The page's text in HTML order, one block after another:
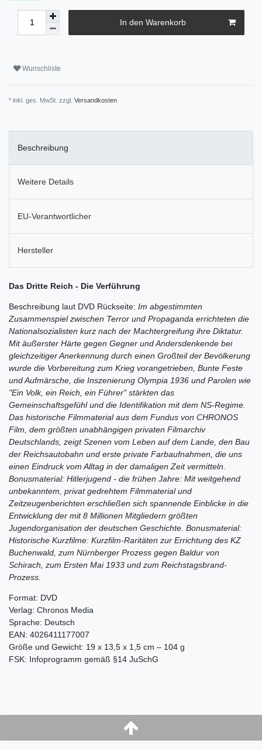
In den Warenkorb
Wunschliste
* inkl. ges. MwSt. zzgl. Versandkosten
Beschreibung
Weitere Details
EU-Verantwortlicher
Hersteller
Das Dritte Reich - Die Verführung
Beschreibung laut DVD Rückseite: Im abgestimmten
Zusammenspiel zwischen Terror und Propaganda errichteten die
Nationalsozialisten kurz nach der Machtergreifung ihre Diktatur.
Mit äußerster Härte gegen Gegner und Andersdenkende bei
gleichzeitiger Anerkennung durch einen Großteil der Bevölkerung
wurde die Vorbereitung zum Krieg vorangetrieben, Bunte Feste
und Aufmärsche, die Inszenierung Olympia 1936 und Parolen wie
"Ein Volk, ein Reich, ein Führer" stärkten das
Gemeinschaftsgefühl und die Identifikation mit dem NS-Regime.
Das historische Filmmaterial aus dem Fundus von CHRONOS
Film, dem größten unabhängigen privaten Filmarchiv
Deutschlands, zeigt Szenen vom Leben auf dem Lande, den Bau
der Reichsautobahn und erste private Farbaufnahmen, die uns
einen Eindruck vom Alltag in der damaligen Zeit vermitteln.
Bonusmaterial: Hitlerjugend - die frühen Jahre: Mit weitgehend
unbekanntem, privat gedrehtem Filmmaterial und
Zeitzeugenberichten erschließen sich spannende Einblicke in die
Entwicklung der mit 8 Millionen Mitgliedern größten
Jugendorganisation der deutschen Geschichte. Bonusmaterial:
Historische Kurzfilme: Kurzfilm-Raritäten zur Errichtung des KZ
Buchenwald, zum Nürnberger Prozess gegen Baldur von
Schirach, zum Ersten Mai 1933 und zum Reichstagsbrand-
Prozess.
Format: DVD
Verlag: Chronos Media
Sprache: Deutsch
EAN: 4026411177007
Größe und Gewicht: 19 x 13,5 x 1,5 cm – 104 g
FSK: Infoprogramm gemäß §14 JuSchG